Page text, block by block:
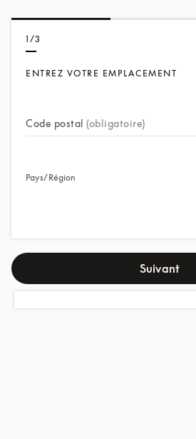
1/3
ENTREZ VOTRE EMPLACEMENT
Code postal (obligatoire)
Pays/Région
Suivant